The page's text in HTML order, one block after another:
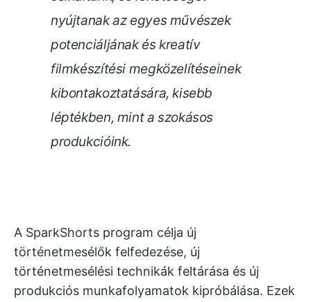
nyújtanak az egyes művészek
potenciáljának és kreatív
filmkészítési megközelítéseinek
kibontakoztatására, kisebb
léptékben, mint a szokásos
produkcióink.
A SparkShorts program célja új
történetmesélők felfedezése, új
történetmesélési technikák feltárása és új
produkciós munkafolyamatok kipróbálása. Ezek